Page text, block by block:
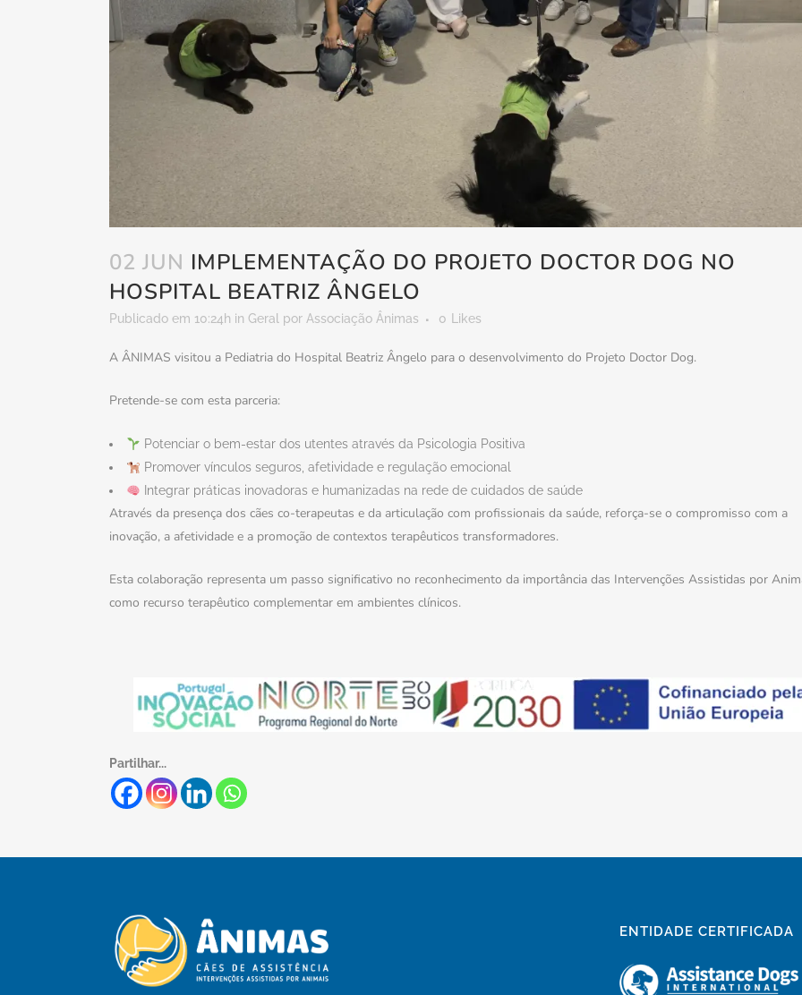
02 JUN IMPLEMENTAÇÃO DO PROJETO DOCTOR DOG NO
HOSPITAL BEATRIZ ÂNGELO
Publicado em 10:24h in Geral por Associação Ânimas 0 Likes
A ÂNIMAS visitou a Pediatria do Hospital Beatriz Ângelo para o desenvolvimento do Projeto Doctor Dog.
Pretende-se com esta parceria:
Potenciar o bem-estar dos utentes através da Psicologia Positiva
Promover vínculos seguros, afetividade e regulação emocional
Integrar práticas inovadoras e humanizadas na rede de cuidados de saúde
Através da presença dos cães co-terapeutas e da articulação com profissionais da saúde, reforça-se o compromisso com a
inovação, a afetividade e a promoção de contextos terapêuticos transformadores.
Esta colaboração representa um passo significativo no reconhecimento da importância das Intervenções Assistidas por
como recurso terapêutico complementar em ambientes clínicos.
Partilhar...
ENTIDADE CERTIFICADA